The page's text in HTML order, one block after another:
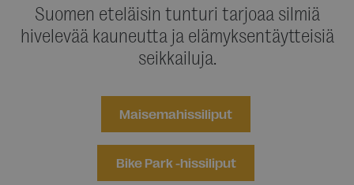
Suomen eteläisin tunturi tarjoaa silmiä
hivelevää kauneutta ja elämyksentäytteisiä
seikkailuja.
Maisemahissiliput
Bike Park -hissiliput